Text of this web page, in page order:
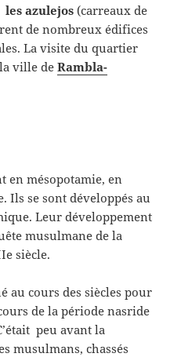
les azulejos (carreaux de
de nombreux édifices
La visite du quartier
ville deRambla-
en mésopotamie, en
Ils se sont développés au
Leur développement
musulmane de la
siècle.
au cours des siècles pour
de la période nasride
peu avant la
musulmans, chassés